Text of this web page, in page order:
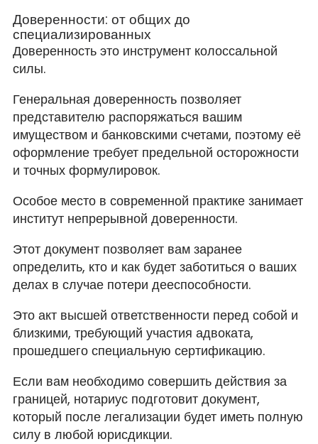
Доверенности: от общих до
специализированных
Доверенность это инструмент колоссальной
силы.
Генеральная доверенность позволяет
представителю распоряжаться вашим
имуществом и банковскими счетами, поэтому её
оформление требует предельной осторожности
и точных формулировок.
Особое место в современной практике занимает
институт непрерывной доверенности.
Этот документ позволяет вам заранее
определить, кто и как будет заботиться о ваших
делах в случае потери дееспособности.
Это акт высшей ответственности перед собой и
близкими, требующий участия адвоката,
прошедшего специальную сертификацию.
Если вам необходимо совершить действия за
границей, нотариус подготовит документ,
который после легализации будет иметь полную
силу в любой юрисдикции.